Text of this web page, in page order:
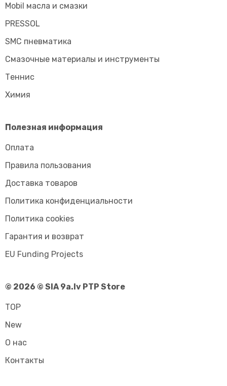
Mobil масла и смазки
PRESSOL
SMC пневматика
Смазочные материалы и инструменты
Tеннис
Химия
Полезная информация
Оплата
Правила пользования
Доставка товаров
Политика конфиденциальности
Политика cookies
Гарантия и возврат
EU Funding Projects
© 2026 © SIA 9a.lv PTP Store
TOP
New
О нас
Контакты